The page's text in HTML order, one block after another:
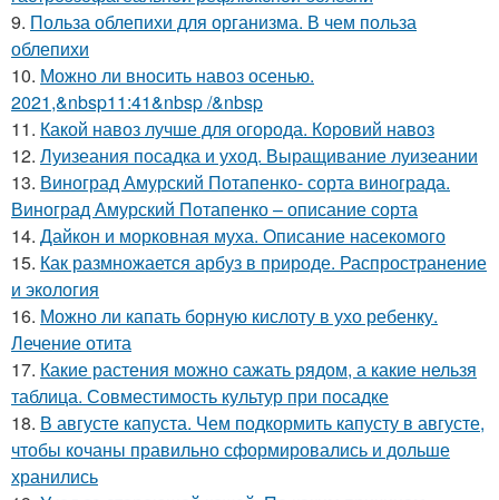
9. Польза облепихи для организма. В чем польза
облепихи
10. Можно ли вносить навоз осенью.
2021,&nbsp11:41&nbsp /&nbsp
11. Какой навоз лучше для огорода. Коровий навоз
12. Луизеания посадка и уход. Выращивание луизеании
13. Виноград Амурский Потапенко- сорта винограда.
Виноград Амурский Потапенко – описание сорта
14. Дайкон и морковная муха. Описание насекомого
15. Как размножается арбуз в природе. Распространение
и экология
16. Можно ли капать борную кислоту в ухо ребенку.
Лечение отита
17. Какие растения можно сажать рядом, а какие нельзя
таблица. Совместимость культур при посадке
18. В августе капуста. Чем подкормить капусту в августе,
чтобы кочаны правильно сформировались и дольше
хранились